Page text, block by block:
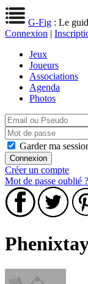
G-Fig : Le
Connexion |
Jeux
Joueurs
Associations
Agenda
Photos
Garder ma
Créer un compte
Mot de passe oublié ?